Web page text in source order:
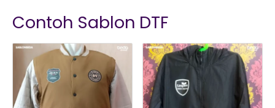
Contoh Sablon DTF